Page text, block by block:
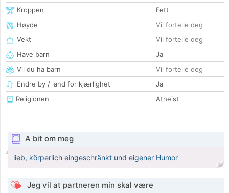
Kroppen
Fett
Høyde
Vil fortelle deg
Vekt
Vil fortelle deg
Have barn
Ja
Vil du ha barn
Vil fortelle deg
Endre by / land for kjærlighet
Ja
Religionen
Atheist
A bit om meg
lieb, körperlich eingeschränkt und eigener Humor
Jeg vil at partneren min skal være